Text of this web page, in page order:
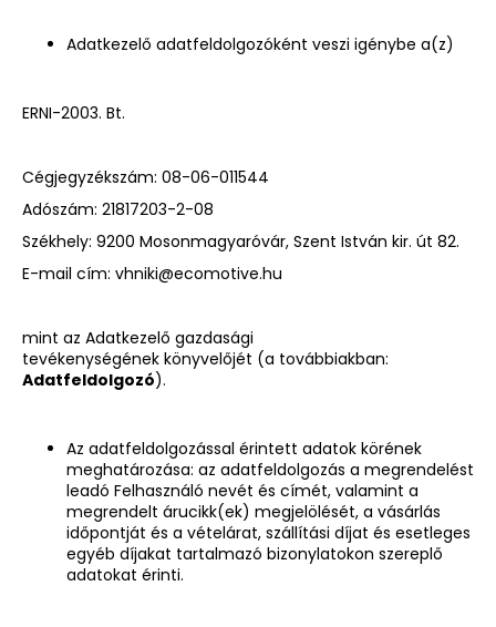
Adatkezelő adatfeldolgozóként veszi igénybe a(z)
ERNI-2003. Bt.
Cégjegyzékszám: 08-06-011544
Adószám: 21817203-2-08
Székhely: 9200 Mosonmagyaróvár, Szent István kir. út 82.
E-mail cím: vhniki@ecomotive.hu
mint az Adatkezelő gazdasági
tevékenységének könyvelőjét (a továbbiakban:
Adatfeldolgozó).
Az adatfeldolgozással érintett adatok körének
meghatározása: az adatfeldolgozás a megrendelést
leadó Felhasználó nevét és címét, valamint a
megrendelt árucikk(ek) megjelölését, a vásárlás
időpontját és a vételárat, szállítási díjat és esetleges
egyéb díjakat tartalmazó bizonylatokon szereplő
adatokat érinti.